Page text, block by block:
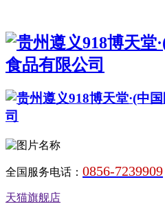
全国服务电话： 0856-7239909
天猫旗舰店